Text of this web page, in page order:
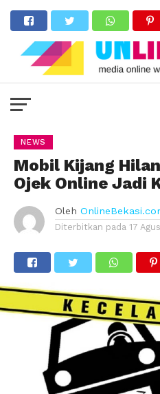
NEWS
Mobil Kijang
Ojek Online Jadi
Oleh
Diterbitkan pada 17